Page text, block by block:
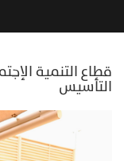
قطاع التنمية
التأسيس